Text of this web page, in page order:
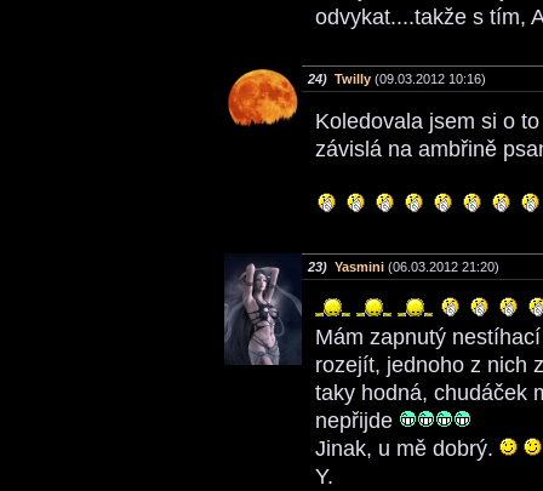
odvykat....takže s tím,
24) Twilly (09.03.2012 10:16)
Koledovala jsem si o
závislá na ambřině
23) Yasmini (06.03.2012 21:20)
Mám zapnutý
rozejít, jednoho z nich
taky hodná, chudáček
nepřijde
Jinak, u mě dobrý.
Y.